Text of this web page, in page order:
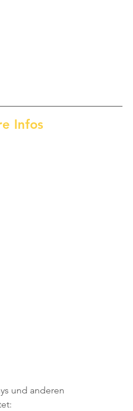
Infos
und anderen